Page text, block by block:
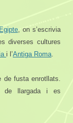
, on s’escrivia
diverses cultures
i l’Antiga Roma.
de fusta enrotllats.
de llargada i es